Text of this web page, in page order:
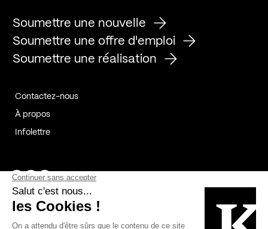
Soumettre une nouvelle
Soumettre une offre d'emploi
Soumettre une réalisation
Contactez-nous
À propos
Infolettre
Page Facebook de Kollectif
Page Instagram de Kollectif
Page Linkedin de Kollectif